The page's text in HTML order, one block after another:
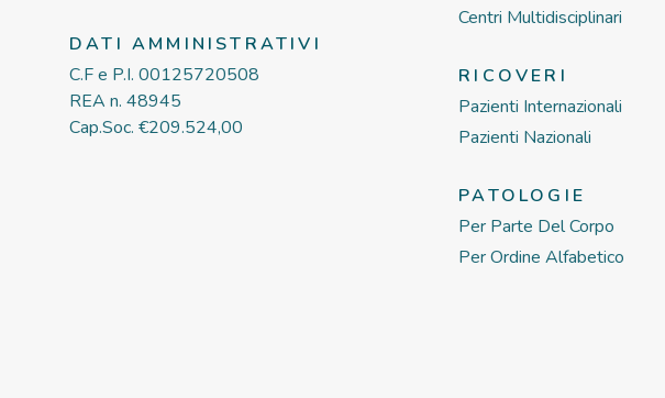
DATI AMMINISTRATIVI
C.F e P.I. 00125720508
REA n. 48945
Cap.Soc. €209.524,00
Centri Multidisciplinari
RICOVERI
Pazienti Internazionali
Pazienti Nazionali
PATOLOGIE
Per Parte Del Corpo
Per Ordine Alfabetico